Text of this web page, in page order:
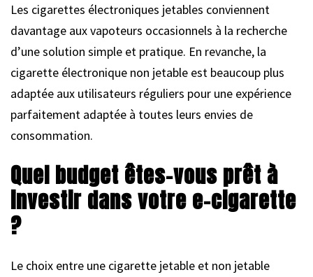
Les cigarettes électroniques jetables conviennent
davantage aux vapoteurs occasionnels à la recherche
d’une solution simple et pratique. En revanche, la
cigarette électronique non jetable est beaucoup plus
adaptée aux utilisateurs réguliers pour une expérience
parfaitement adaptée à toutes leurs envies de
consommation.
Quel budget êtes-vous prêt à
investir dans votre e-cigarette
?
Le choix entre une cigarette jetable et non jetable